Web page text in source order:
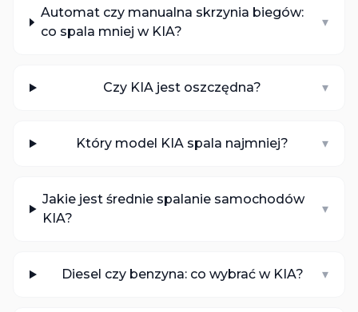
Automat czy manualna skrzynia biegów:
co spala mniej w KIA?
▾
Czy KIA jest oszczędna? ▾
Który model KIA spala najmniej? ▾
Jakie jest średnie spalanie samochodów
KIA?
▾
Diesel czy benzyna: co wybrać w KIA? ▾